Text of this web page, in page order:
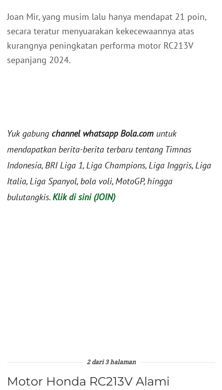
Joan Mir, yang musim lalu hanya mendapat 21 poin,
secara teratur menyuarakan kekecewaannya atas
kurangnya peningkatan performa motor RC213V
sepanjang 2024.
Yuk gabung channel whatsapp Bola.com untuk
mendapatkan berita-berita terbaru tentang Timnas
Indonesia, BRI Liga 1, Liga Champions, Liga Inggris, Liga
Italia, Liga Spanyol, bola voli, MotoGP, hingga
bulutangkis.Klik di sini (JOIN)
2 dari 3 halaman
Motor Honda RC213V Alami